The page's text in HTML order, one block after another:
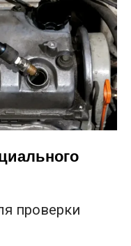
проверки